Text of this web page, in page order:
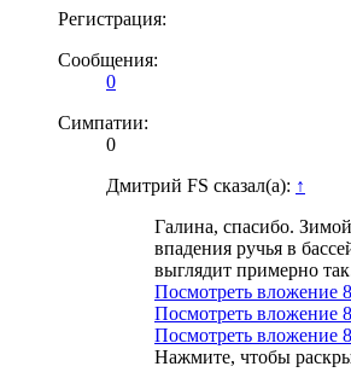
Регистрация:
Сообщения:
0
Симпатии:
0
Дмитрий FS сказал(а): ↑
Галина, спасибо.
впадения ручья в
выглядит примерно
Посмотреть вложение
Посмотреть вложение
Посмотреть вложение
Нажмите, чтобы